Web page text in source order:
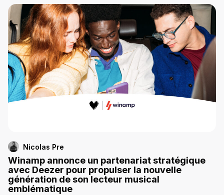
Nicolas Pre
Winamp annonce un partenariat stratégique
avec Deezer pour propulser la nouvelle
génération de son lecteur musical
emblématique